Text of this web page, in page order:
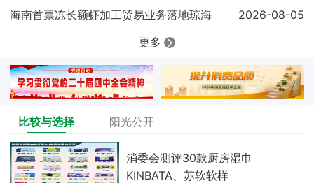
海南首票冻长额虾加工贸易业务落地琼海
2026-08-05
更多
比较与选择 阳光公开
消委会测评30款厨房湿巾
KINBATA、苏软软样